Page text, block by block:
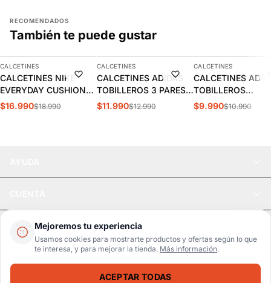
Mejoremos tu experiencia
Usamos cookies para mostrarte productos y ofertas según lo que
te interesa, y para mejorar la tienda. Más información.
ACEPTAR TODAS
RECOMENDADOS
También te puede gustar
-11%
AGREGAR
CALCETINES
CALCETINES NIKE
EVERYDAY CUSHIONED
3PR | SX7664-010
$16.990$18.990
-8%
AGREGAR
CALCETINES
CALCETINES ADIDAS
TOBILLEROS 3 PARES |
EE1151
$11.990$12.990
-9%
CALCETINES
CALCETINES
TOBILLEROS
ACOLCHADOS
$9.990$10.990
LEGAL
Pago seguro SSL / Datos protegidos
Realsport © 2026